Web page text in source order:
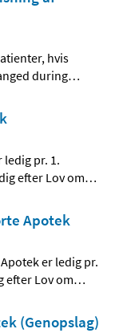
hvis
during…
pr. 1.
efter Lov om…
Apotek
er ledig pr.
efter Lov om…
(Genopslag)